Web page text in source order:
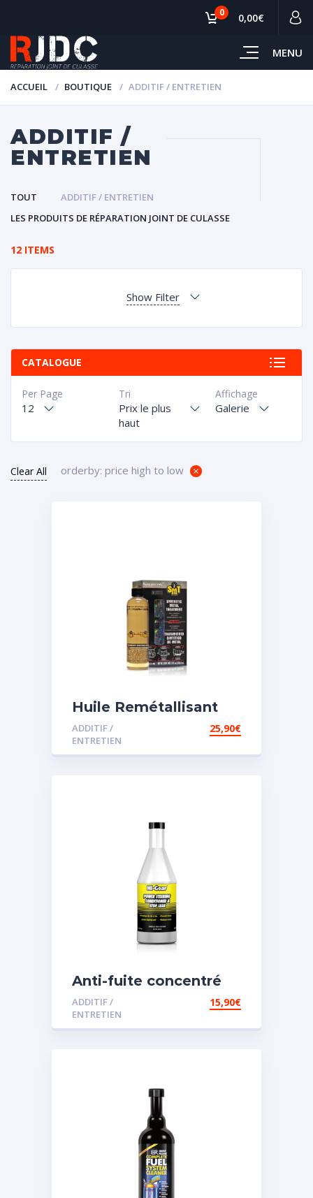
MENU
0 0,00€
ACCUEIL BOUTIQUE ADDITIF / ENTRETIEN
ADDITIF /
ENTRETIEN
TOUT
ADDITIF / ENTRETIEN
LES PRODUITS DE RÉPARATION JOINT DE CULASSE
12 ITEMS
Show Filter
CATALOGUE
Affichage
Galerie
Tri
Prix le plus
haut
Per Page
12
Clear All orderby: price high to low
Huile Remétallisant
Moteur SMT2
ADDITIF /
ENTRETIEN
25,90€
Anti-fuite concentré
pour direction
assistée
ADDITIF /
ENTRETIEN
15,90€